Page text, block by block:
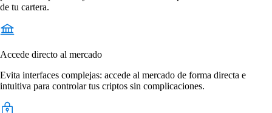
de tu cartera.
Accede directo al mercado
Evita interfaces complejas: accede al mercado de forma directa e
intuitiva para controlar tus criptos sin complicaciones.